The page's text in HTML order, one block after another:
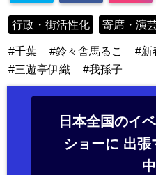
行政・街活性化 寄席・演
千葉 鈴々舎馬るこ 新
三遊亭伊織
我孫子
日本全国のイ
ショーに 出